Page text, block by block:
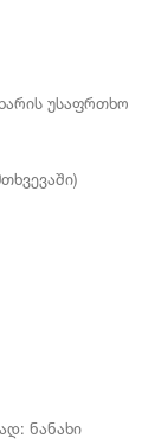
უსაფრთხო
ნანახი